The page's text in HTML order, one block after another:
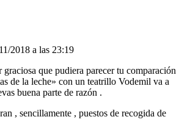
2018 a las 23:19
que pudiera parecer tu comparación
de la leche» con un teatrillo Vodemil va a
buena parte de razón .
, sencillamente , puestos de recogida de